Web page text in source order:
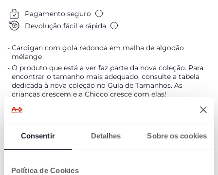
Consentir Detalhes Sobre os cookies
Política de Cookies
Pagamento seguro
Devolução fácil e rápida
Cardigan com gola redonda em malha de algodão
mélange
O produto que está a ver faz parte da nova coleção. Para
encontrar o tamanho mais adequado, consulte a tabela
dedicada à nova coleção no Guia de Tamanhos. As
crianças crescem e a Chicco cresce com elas!
Botões costurados bicolor para abertura frontal